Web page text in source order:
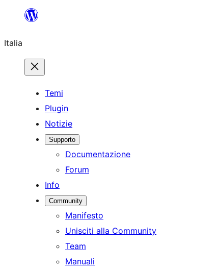
contenuto
Italia
Temi
Plugin
Notizie
Supporto
Documentazione
Forum
Info
Community
Manifesto
Unisciti alla Community
Team
Manuali